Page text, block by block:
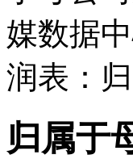
媒数据
润表：
归属于